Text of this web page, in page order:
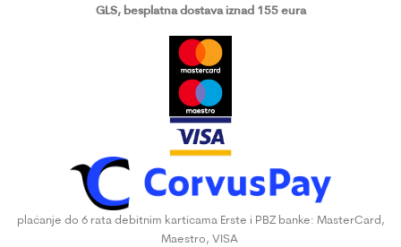
GLS, besplatna dostava iznad 155 eura
plaćanje do 6 rata debitnim karticama Erste i PBZ banke: MasterCard,
Maestro, VISA